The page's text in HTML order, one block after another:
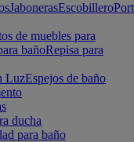
JabonerasEscobillero
de muebles para
bañoRepisa para
LuzEspejos de baño
ducha
para baño